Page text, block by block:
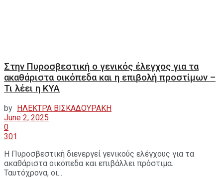
Στην Πυροσβεστική ο γενικός έλεγχος για τα
ακαθάριστα οικόπεδα και η επιβολή προστίμων –
Τι λέει η ΚΥΑ
by ΗΛΕΚΤΡΑ ΒΙΣΚΑΔΟΥΡΑΚΗ
June 2, 2025
0
301
Η Πυροσβεστική διενεργεί γενικούς ελέγχους για τα
ακαθάριστα οικόπεδα και επιβάλλει πρόστιμα.
Ταυτόχρονα, οι...